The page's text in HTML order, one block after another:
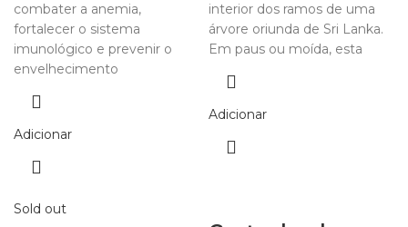
combater a anemia,
fortalecer o sistema
imunológico e prevenir o
envelhecimento
Adicionar
interior dos ramos de uma
árvore oriunda de Sri Lanka.
Em paus ou moída, esta
Adicionar
Sold out